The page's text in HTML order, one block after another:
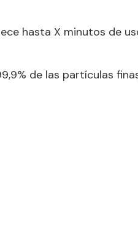
hasta X minutos de
de las partículas